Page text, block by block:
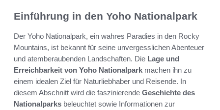
Einführung in den Yoho Nationalpark
Der Yoho Nationalpark, ein wahres Paradies in den Rocky
Mountains, ist bekannt für seine unvergesslichen Abenteuer
und atemberaubenden Landschaften. Die Lage und
Erreichbarkeit von Yoho Nationalpark machen ihn zu
einem idealen Ziel für Naturliebhaber und Reisende. In
diesem Abschnitt wird die faszinierende Geschichte des
Nationalparks beleuchtet sowie Informationen zur